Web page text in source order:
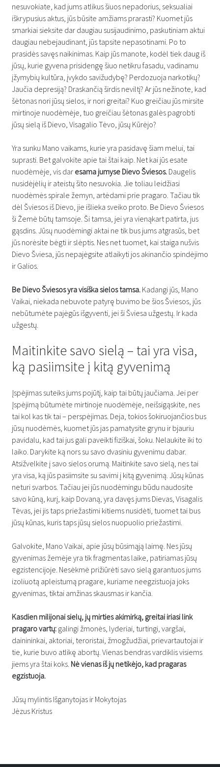
nesuvokiate, kad jums atlikus šiuos nepadorius, seksualiai
iškrypusius aktus, jūs būsite amžiams prarasti? Kuomet jūs
smarkiai sieksite dar daugiau susijaudinimo, paskutiniam aktui
daugiau nebejaudinant, jūs tapsite nepasotinami. Po to
prasidės savęs naikinimas. Kaip jūs manote, kodėl tiek daug iš
jūsų, kurie gyvena prisidengę šiuo netikru fasadu, vadinamu
įžymybių kultūra, įvykdo savižudybę? Perdozuoja narkotikų?
Jaučia depresiją? Draskančią širdis neviltį? Ar jūs nežinote, kad
šėtonas nori jūsų sielos, ir nori greitai? Kuo greičiau jūs mirsite
mirtinoje nuodėmėje, tuo greičiau šėtonas galės pagrobti
jūsų sielą iš Dievo, Visagalio Tėvo, jūsų Kūrėjo?
Yra sunku Mano vaikams, kurie yra pasidavę šiam melui, tai
suprasti. Bet galvokite apie tai štai kaip. Net kai jūs esate
nuodėmėje, vis dar esama jumyse Dievo Šviesos. Daugelis
nusidėjėlių ir ateistų šito nesuvokia. Jie toliau leidžiasi
nuodėmės spirale žemyn, artėdami prie pragaro. Tačiau tik
dėl Šviesos iš Dievo, jie išlieka sveiko proto. Be Dievo Šviesos
ši Žemė būtų tamsoje. Ši tamsa, jei yra vienąkart patirta, jus
gąsdins. Jūsų nuodėmingi aktai ne tik bus jums atgrasūs, bet
jūs norėsite bėgti ir slėptis. Nes net tuomet, kai staiga nušvis
Dievo Šviesa, jūs nepajėgsite atlaikyti jos akinančio spindėjimo
ir Galios.
Be Dievo Šviesos yra visiška sielos tamsa. Kadangi jūs, Mano
Vaikai, niekada nebuvote patyrę buvimo be šios Šviesos, jūs
nebūtumėte pajėgūs išgyventi, jei ši Šviesa užgestų. Ir kada
užgestų.
Maitinkite savo sielą – tai yra visa,
ką pasiimsite į kitą gyvenimą
Įspėjimas suteiks jums pojūtį, kaip tai būtų jaučiama. Jei per
Įspėjimą būtumėte mirtinoje nuodėmėje, neišsigąskite, nes
tai kol kas tik tai – perspėjimas. Deja, tokios šokiruojančios bus
jūsų nuodėmės, kuomet jūs jas pamatysite grynu ir bjauriu
pavidalu, kad tai jus gali paveikti fiziškai, šoku. Nelaukite iki to
laiko. Darykite ką nors su savo dvasiniu gyvenimu dabar.
Atsižvelkite į savo sielos orumą. Maitinkite savo sielą, nes tai
yra visa, ką jūs pasiimsite su savimi į kitą gyvenimą. Jūsų kūnas
neturi svarbos. Tačiau jei jūs nuodėmingu būdu naudosite
savo kūną, kurį, kaip Dovaną, yra davęs jums Dievas, Visagalis
Tėvas, jei jis taps priežastimi kitiems nusidėti, tuomet tai bus
jūsų kūnas, kuris taps jūsų sielos nuopuolio priežastimi.
Galvokite, Mano Vaikai, apie jūsų būsimąją laimę. Nes jūsų
gyvenimas žemėje yra tik fragmentas laike, patiriamas jūsų
egzistencijoje. Nesėkmė prižiūrėti savo sielą garantuos jums
izoliuotą apleistumą pragare, kuriame neegzistuoja joks
gyvenimas, tiktai amžinas skausmas ir kančia.
Kasdien milijonai sielų, jų mirties akimirką, greitai iriasi link
pragaro vartų: galingi žmonės, lyderiai, turtingi, vargšai,
dainininkai, aktoriai, teroristai, žmogžudžiai, prievartautojai ir
tie, kurie buvo atlikę abortų. Vienas bendras vardiklis visiems
jiems yra štai koks. Nė vienas iš jų netikėjo, kad pragaras
egzistuoja.
Jūsų mylintis Išganytojas ir Mokytojas
Jėzus Kristus